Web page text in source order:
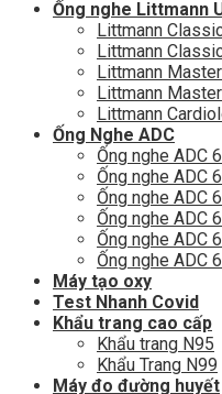
Ống nghe Littmann
Littmann
Littmann
Littmann
Littmann
Littmann
Ống Nghe ADC
Ống nghe ADC
Ống nghe ADC
Ống nghe ADC
Ống nghe ADC
Ống nghe ADC
Ống nghe ADC
Máy tạo oxy
Test Nhanh Covid
Khẩu trang cao cấp
Khẩu trang N95
Khẩu Trang N99
Máy đo đường huyết